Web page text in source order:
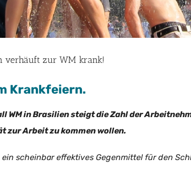
verhäuft zur WM krank!
Krankfeiern.
WM in Brasilien steigt die Zahl der
zur Arbeit zu kommen wollen.
scheinbar effektives Gegenmittel für den